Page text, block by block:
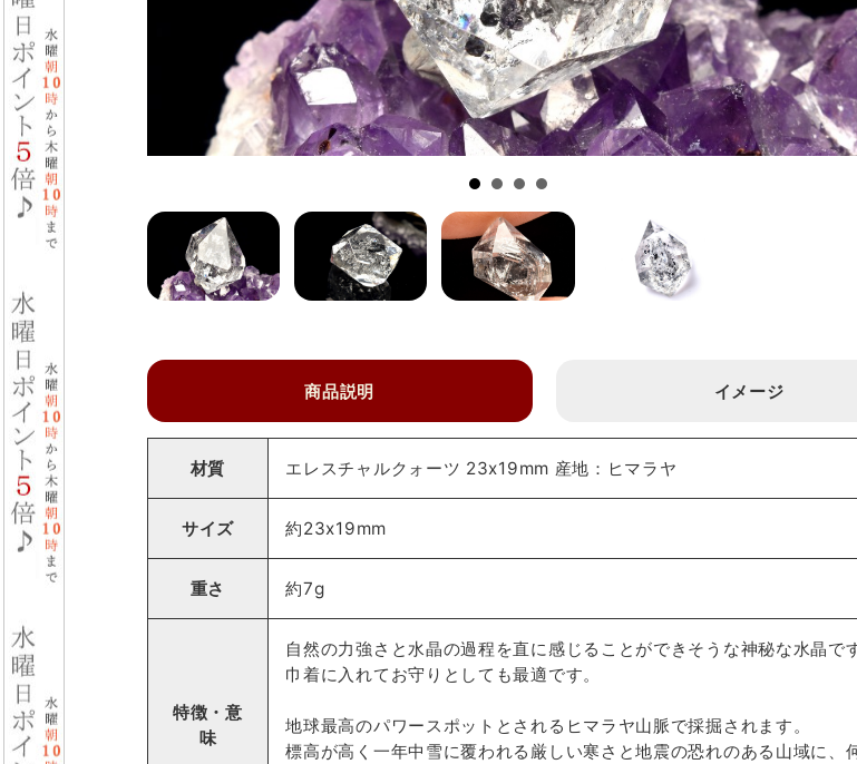
商品説明 イメージ
材質 エレスチャルクォーツ 23x19mm 産地：ヒマラヤ
サイズ 約23x19mm
重さ 約7g
特徴・意
味
自然の力強さと水晶の過程を直に感じることができそうな神秘な水晶です
巾着に入れてお守りとしても最適です。
地球最高のパワースポットとされるヒマラヤ山脈で採掘されます。
標高が高く一年中雪に覆われる厳しい寒さと地震の恐れのある山域に